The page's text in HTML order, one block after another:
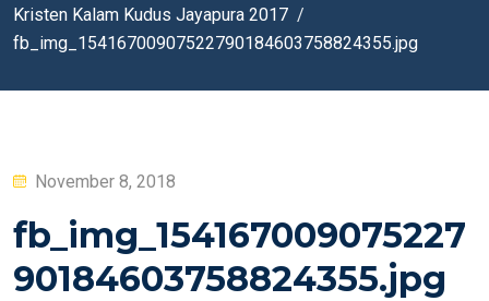
Kristen Kalam Kudus Jayapura 2017
fb_img_15416700907522790184603758824355.jpg
Posted
November 8, 2018
fb_img_154167009075227
90184603758824355.jpg